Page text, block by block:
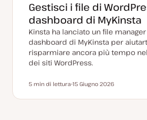
Gestisci i file di
dashboard di MyKinsta
Kinsta ha lanciato un file
dashboard di MyKinsta per
risparmiare ancora più tempo
dei siti WordPress.
Tempo di lettura
5 min di lettura 15 Giugno 2026